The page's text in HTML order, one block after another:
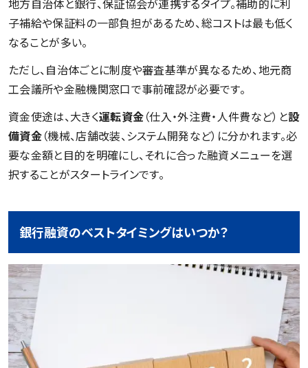
子補給や保証料の一部負担があるため、総コストは最も低く
なることが多い。
ただし、自治体ごとに制度や審査基準が異なるため、地元商
工会議所や金融機関窓口で事前確認が必要です。
資金使途は、大きく運転資金（仕入・外注費・人件費など）と設
備資金（機械、店舗改装、システム開発など）に分かれます。必
要な金額と目的を明確にし、それに合った融資メニューを選
択することがスタートラインです。
銀行融資のベストタイミングはいつか？